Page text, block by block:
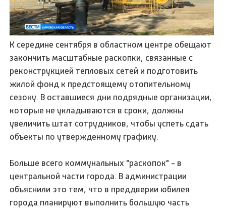
К середине сентября в областном центре обещают
закончить масштабные раскопки, связанные с
реконструкцией тепловых сетей и подготовить
жилой фонд к предстоящему отопительному
сезону. В оставшиеся дни подрядные организации,
которые не укладываются в сроки, должны
увеличить штат сотрудников, чтобы успеть сдать
объекты по утвержденному графику.
Больше всего коммунальных "раскопок" - в
центральной части города. В администрации
объяснили это тем, что в преддверии юбилея
города планируют выполнить большую часть